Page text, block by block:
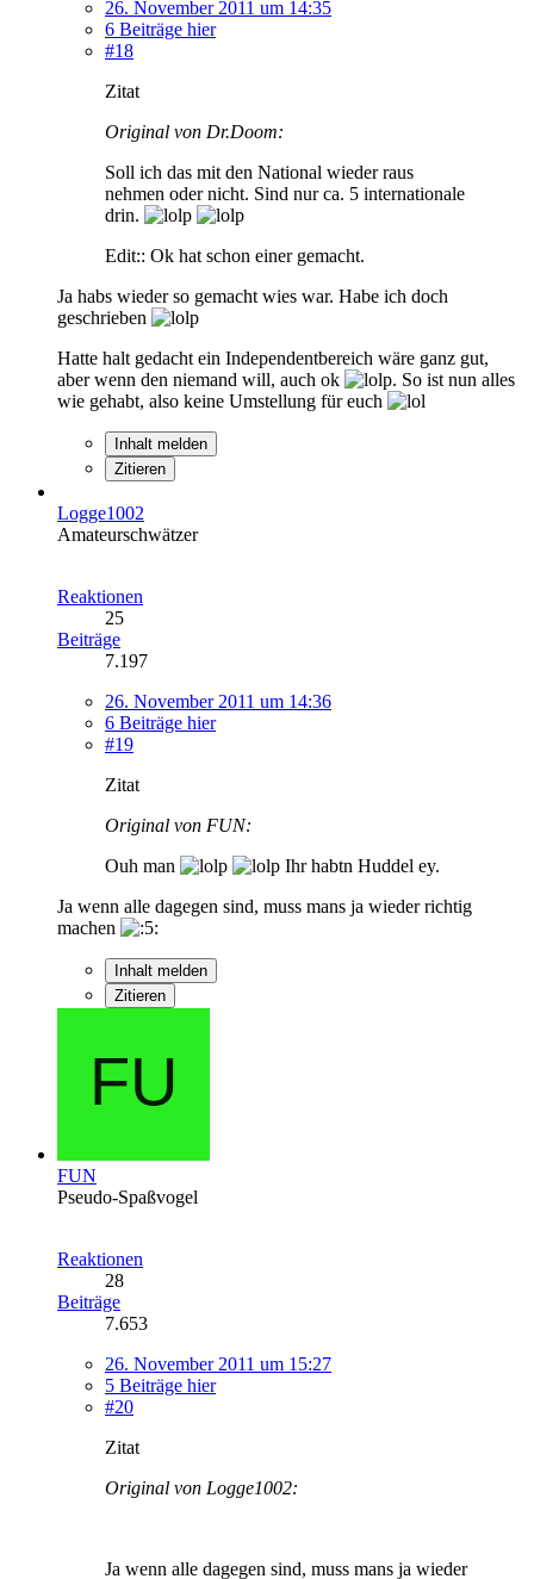
26. November 2011 um 14:35
6 Beiträge hier
#18
Zitat
Original von Dr.Doom:
Soll ich das mit den National wieder raus
nehmen oder nicht. Sind nur ca. 5 internationale
drin.
Edit:: Ok hat schon einer gemacht.
Ja habs wieder so gemacht wies war. Habe ich doch
geschrieben
Hatte halt gedacht ein Independentbereich wäre ganz gut,
aber wenn den niemand will, auch ok
. So ist nun alles
wie gehabt, also keine Umstellung für euch
Inhalt melden
Zitieren
Logge1002
Amateurschwätzer
Reaktionen
25
Beiträge
7.197
26. November 2011 um 14:36
6 Beiträge hier
#19
Zitat
Original von FUN:
Ouh man
Ihr habtn Huddel ey.
Ja wenn alle dagegen sind, muss mans ja wieder richtig
machen
Inhalt melden
Zitieren
FUN
Pseudo-Spaßvogel
Reaktionen
28
Beiträge
7.653
26. November 2011 um 15:27
5 Beiträge hier
#20
Zitat
Original von Logge1002:
Ja wenn alle dagegen sind, muss mans ja wieder